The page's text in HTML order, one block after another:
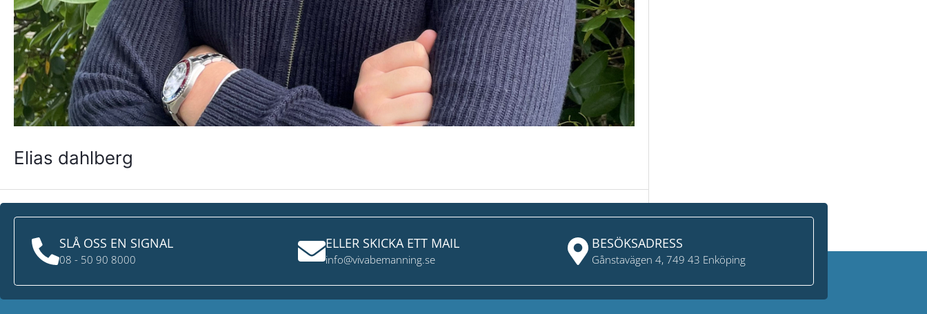
Elias dahlberg
Föregående Personal
SLÅ OSS EN SIGNAL
08 - 50 90 8000
ELLER SKICKA ETT MAIL
info@vivabemanning.se
BESÖKSADRESS
Gånstavägen 4, 749 43 Enköping